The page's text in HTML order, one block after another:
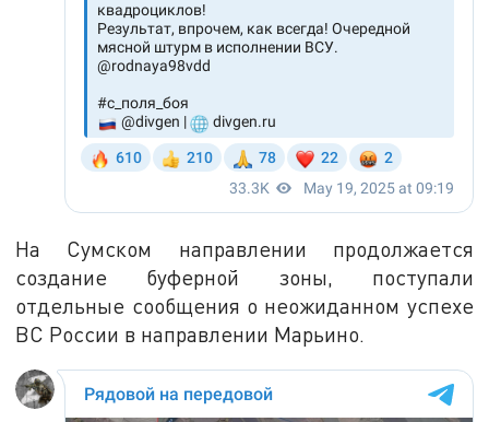
На Сумском направлении продолжается
создание буферной зоны, поступали
отдельные сообщения о неожиданном успехе
ВС России в направлении Марьино.